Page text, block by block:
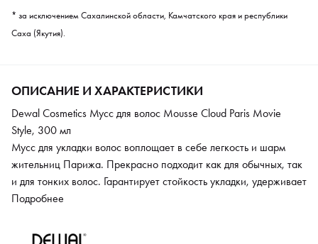
* за исключением Сахалинской области, Камчатского края и республики
Саха (Якутия).
ОПИСАНИЕ И ХАРАКТЕРИСТИКИ
Dewal Cosmetics Мусс для волос Mousse Cloud Paris Movie
Style, 300 мл
Мусс для укладки волос воплощает в себе легкость и шарм
жительниц Парижа. Прекрасно подходит как для обычных, так
и для тонких волос. Гарантирует стойкость укладки, удерживает
объем, обеспечивая волосам мягкость и сияние. Эта пена
вышли из салона красоты. Дополнительно, она обогащена
Подробнее